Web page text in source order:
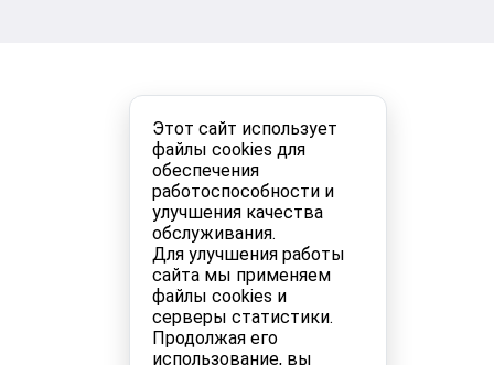
Этот сайт использует
файлы cookies для
обеспечения
работоспособности и
улучшения качества
обслуживания.
Для улучшения работы
сайта мы применяем
файлы cookies и
серверы статистики.
Продолжая его
использование, вы